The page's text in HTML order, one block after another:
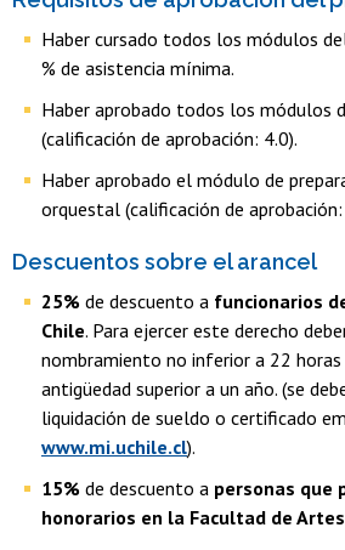
Haber cursado todos los módulos
% de asistencia mínima.
Haber aprobado todos los módulos
(calificación de aprobación: 4.0).
Haber aprobado el módulo de
orquestal (calificación de aprobación:
Descuentos sobre el arancel
25% de descuento a funcionarios
Chile. Para ejercer este derecho
nombramiento no inferior a 22 horas
antigüedad superior a un año. (se
liquidación de sueldo o certificado
www.mi.uchile.cl).
15% de descuento a personas que
honorarios en la Facultad de Artes